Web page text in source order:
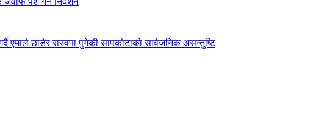
एमाले छाडेर रास्वपा पुगेकी सापकोटाको सार्वजनिक असन्तुष्टि